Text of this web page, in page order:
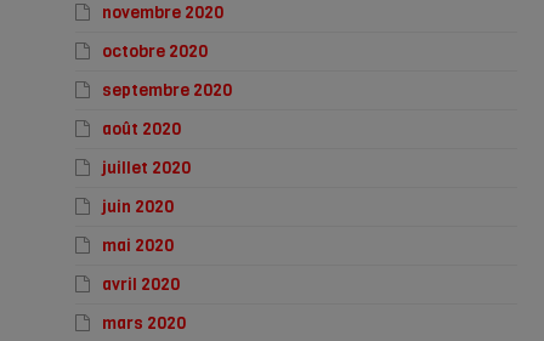
novembre 2020
octobre 2020
septembre 2020
août 2020
juillet 2020
juin 2020
mai 2020
avril 2020
mars 2020